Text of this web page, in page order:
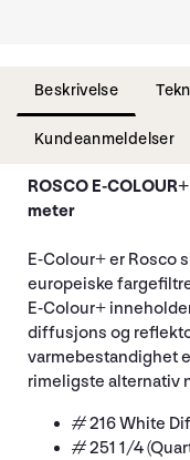
Beskrivelse
Kundeanmeldelser
ROSCO E-
meter
E-Colour+ er Rosco
europeiske
E-Colour+
diffusjons og
varmebestandighet
rimeligste alternativ
# 216 White
# 251 1/4